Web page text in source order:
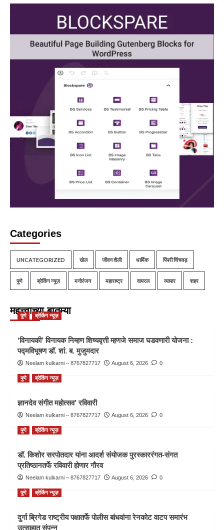
Categories
UNCATEGORIZED खेल जीवन शैली धार्मिक पिंपरी चिंचवड़
पुणे ब्रेकिंग न्यूज़ मनोरंजन महाराष्ट्र वायरल व्यापार शहर
महत्त्वाच्या बातम्या
पुणे ब्रेकिंग न्यूज़
‘विनायकी’ विनायक निम्हण शिष्यवृत्ती म्हणजे समाज घडवणारी योजना :
पद्मविभूषण डॉ. शां. ब. मुजुमदार
Neelam kulkarni – 8767827717 August 6, 2026 0
पुणे ब्रेकिंग न्यूज़
ज्ञानदेव संगीत महोत्सव’ रविवारी
Neelam kulkarni – 8767827717 August 6, 2026 0
पुणे ब्रेकिंग न्यूज़
डॉ. किशोर सरपोतदार यांना आदर्श संयोजक पुरस्काररंगत-संगत
प्रतिष्ठानतर्फे रविवारी होणार गौरव
Neelam kulkarni – 8767827717 August 6, 2026 0
पुणे ब्रेकिंग न्यूज़
दुर्गा ब्रिगेड राष्ट्रीय पक्षातर्फे पोलीस बांधवांना रेनकोट वाटप समारंभ
उत्साहात संपन्न